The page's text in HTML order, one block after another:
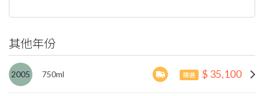
其他年份
2005 750ml 精選 $ 35,100